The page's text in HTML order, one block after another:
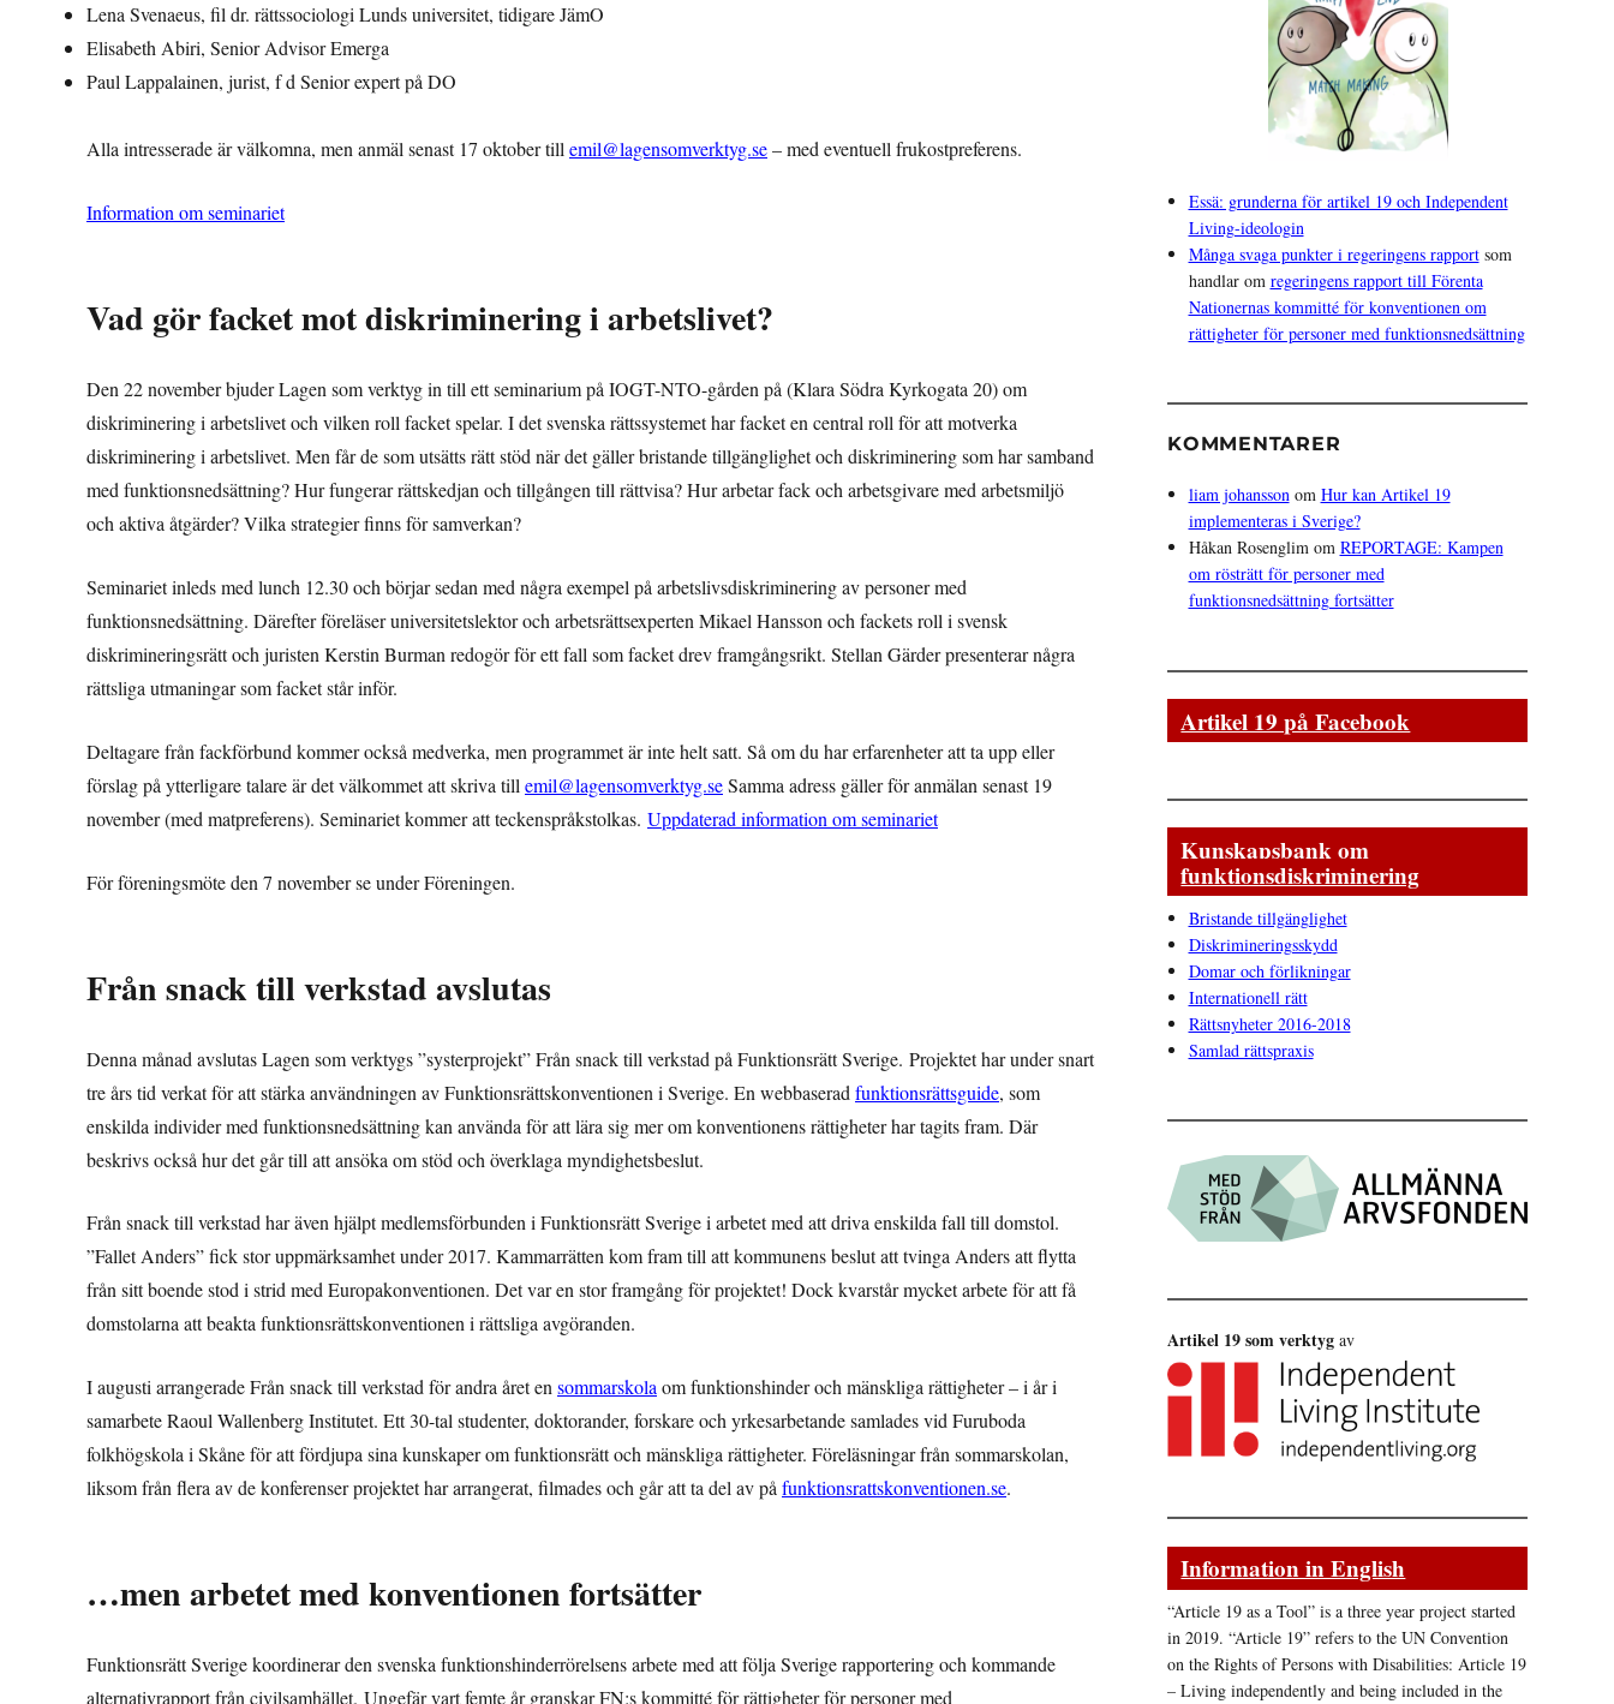
Lena Svenaeus, fil dr. rättssociologi Lunds universitet, tidigare JämO
Elisabeth Abiri, Senior Advisor Emerga
Paul Lappalainen, jurist, f d Senior expert på DO
Alla intresserade är välkomna, men anmäl senast 17 oktober tillemil@lagensomverktyg.se– med eventuell frukostpreferens.
Information om seminariet
Vad gör facket mot diskriminering i arbetslivet?
Den 22 november bjuder Lagen som verktyg in till ett seminarium på IOGT-NTO-gården på (Klara Södra Kyrkogata 20) om
diskriminering i arbetslivet och vilken roll facket spelar. I det svenska rättssystemet har facket en central roll för att motverka
diskriminering i arbetslivet. Men får de som utsätts rätt stöd när det gäller bristande tillgänglighet och diskriminering som har samband
med funktionsnedsättning? Hur fungerar rättskedjan och tillgången till rättvisa? Hur arbetar fack och arbetsgivare med arbetsmiljö
och aktiva åtgärder? Vilka strategier finns för samverkan?
Seminariet inleds med lunch 12.30 och börjar sedan med några exempel på arbetslivsdiskriminering av personer med
funktionsnedsättning. Därefter föreläser universitetslektor och arbetsrättsexperten Mikael Hansson och fackets roll i svensk
diskrimineringsrätt och juristen Kerstin Burman redogör för ett fall som facket drev framgångsrikt. Stellan Gärder presenterar några
rättsliga utmaningar som facket står inför.
Deltagare från fackförbund kommer också medverka, men programmet är inte helt satt. Så om du har erfarenheter att ta upp eller
förslag på ytterligare talare är det välkommet att skriva till emil@lagensomverktyg.seSamma adress gäller för anmälan senast 19
november (med matpreferens). Seminariet kommer att teckenspråkstolkas. Uppdaterad information om seminariet
För föreningsmöte den 7 november se under Föreningen.
Från snack till verkstad avslutas
Denna månad avslutas Lagen som verktygs ”systerprojekt” Från snack till verkstad på Funktionsrätt Sverige. Projektet har under snart
tre års tid verkat för att stärka användningen av Funktionsrättskonventionen i Sverige. En webbaserad funktionsrättsguide, som
enskilda individer med funktionsnedsättning kan använda för att lära sig mer om konventionens rättigheter har tagits fram. Där
beskrivs också hur det går till att ansöka om stöd och överklaga myndighetsbeslut.
Från snack till verkstad har även hjälpt medlemsförbunden i Funktionsrätt Sverige i arbetet med att driva enskilda fall till domstol.
”Fallet Anders” fick stor uppmärksamhet under 2017. Kammarrätten kom fram till att kommunens beslut att tvinga Anders att flytta
från sitt boende stod i strid med Europakonventionen. Det var en stor framgång för projektet! Dock kvarstår mycket arbete för att få
domstolarna att beakta funktionsrättskonventionen i rättsliga avgöranden.
I augusti arrangerade Från snack till verkstad för andra året en sommarskola om funktionshinder och mänskliga rättigheter – i år i
samarbete Raoul Wallenberg Institutet. Ett 30-tal studenter, doktorander, forskare och yrkesarbetande samlades vid Furuboda
folkhögskola i Skåne för att fördjupa sina kunskaper om funktionsrätt och mänskliga rättigheter. Föreläsningar från sommarskolan,
liksom från flera av de konferenser projektet har arrangerat, filmades och går att ta del av på funktionsrattskonventionen.se.
…men arbetet med konventionen fortsätter
Funktionsrätt Sverige koordinerar den svenska funktionshinderrörelsens arbete med att följa Sverige rapportering och kommande
alternativrapport från civilsamhället. Ungefär vart femte år granskar FN:s kommitté för rättigheter för personer med
Essä: grunderna för artikel 19 och Independent
Living-ideologin
Många svaga punkter i regeringens rapportsom
handlar om regeringens rapport till Förenta
Nationernas kommitté för konventionen om
rättigheter för personer med funktionsnedsättning
KOMMENTARER
liam johanssonom Hur kan Artikel 19
implementeras i Sverige?
Håkan Rosenglimom REPORTAGE: Kampen
om rösträtt för personer med
funktionsnedsättning fortsätter
Artikel 19 på Facebook
Kunskapsbank om
funktionsdiskriminering
Bristande tillgänglighet
Diskrimineringsskydd
Domar och förlikningar
Internationell rätt
Rättsnyheter 2016-2018
Samlad rättspraxis
Artikel 19 som verktyg av
Information in English
“Article 19 as a Tool” is a three year project started
in 2019. “Article 19” refers to the UN Convention
on the Rights of Persons with Disabilities: Article 19
– Living independently and being included in the